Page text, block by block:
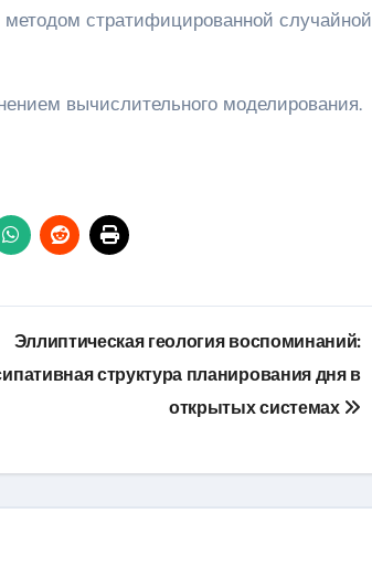
стратифицированной случайной
вычислительного моделирования.
Эллиптическая геология воспоминаний:
структура планирования дня в
открытых системах